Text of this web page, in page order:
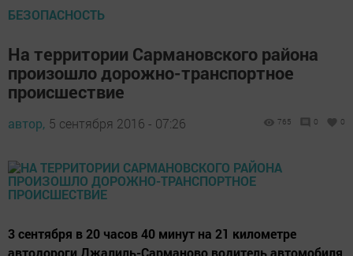
БЕЗОПАСНОСТЬ
На территории Сармановского района
произошло дорожно-транспортное
происшествие
автор, 5 сентября 2016 - 07:26 765 0 0
3 сентября в 20 часов 40 минут на 21 километре
автодороги Джалиль-Сарманово водитель автомобиля